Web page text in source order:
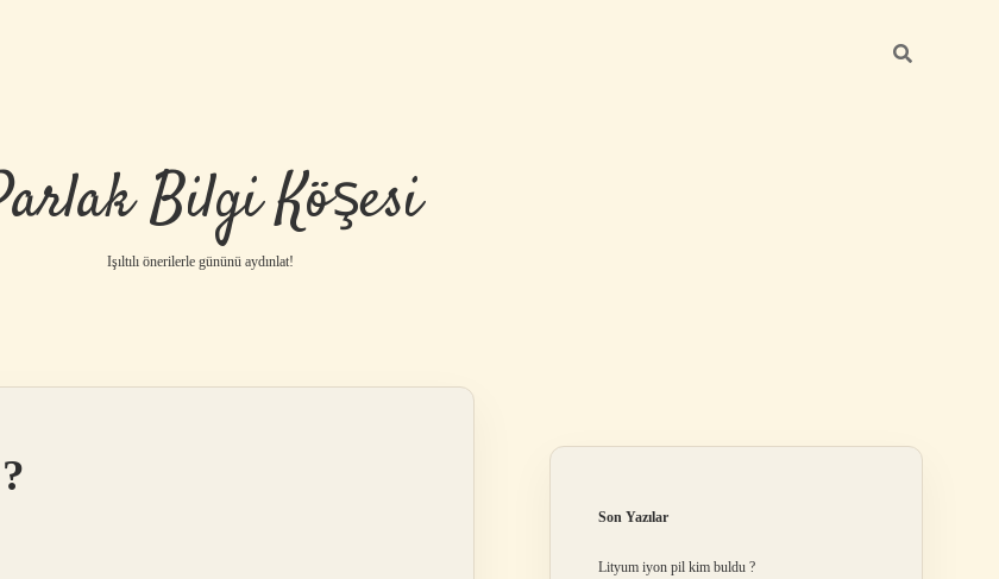
Bilgi Köşesi
Işıltılı önerilerle gününü aydınlat!
Son Yazılar
Lityum iyon pil kim buldu ?